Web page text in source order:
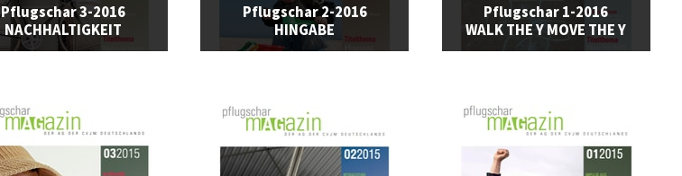
Pflugschar 3-2016
NACHHALTIGKEIT
Pflugschar 2-2016
HINGABE
Pflugschar 1-2016
WALK THE Y MOVE THE Y